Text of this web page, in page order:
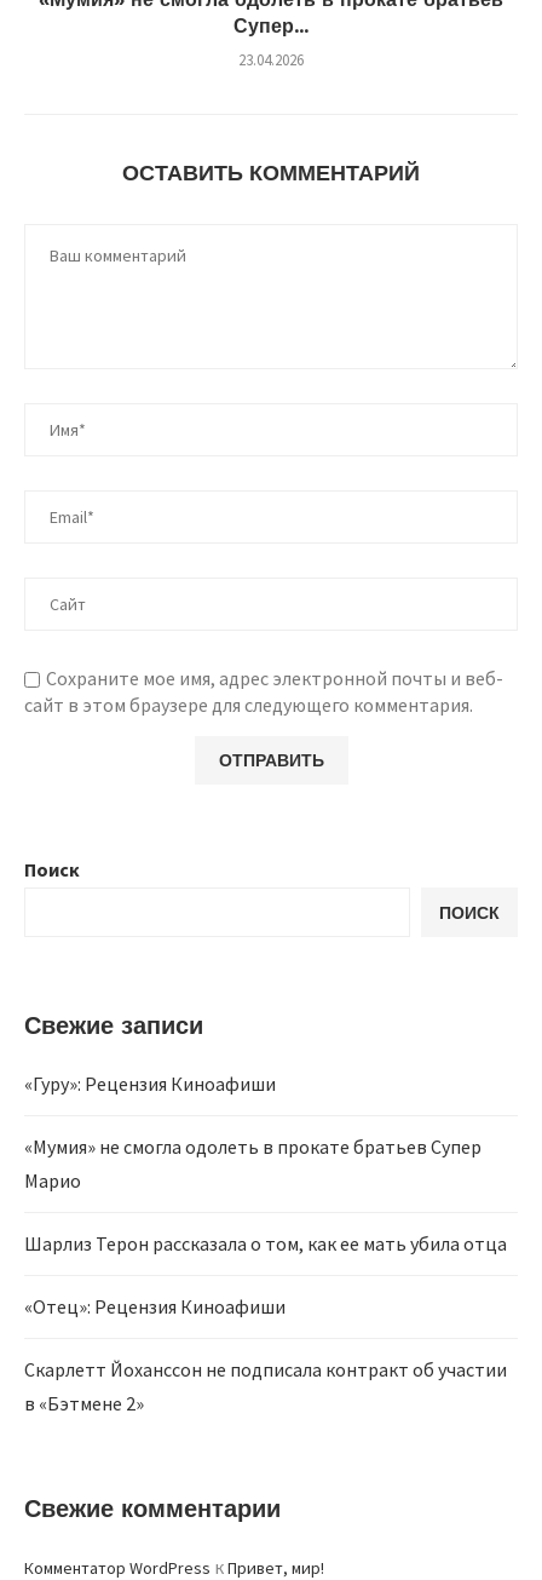
Супер...
23.04.2026
ОСТАВИТЬ КОММЕНТАРИЙ
Сохраните мое имя, адрес электронной почты и веб-
сайт в этом браузере для следующего комментария.
Поиск
ПОИСК
Свежие записи
«Гуру»: Рецензия Киноафиши
«Мумия» не смогла одолеть в прокате братьев Супер
Марио
Шарлиз Терон рассказала о том, как ее мать убила отца
«Отец»: Рецензия Киноафиши
Скарлетт Йоханссон не подписала контракт об участии
в «Бэтмене 2»
Свежие комментарии
Комментатор WordPress кПривет, мир!